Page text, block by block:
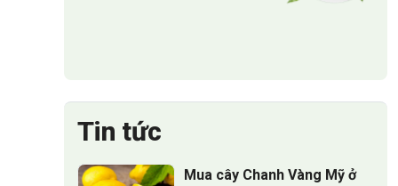
Tin tức
Mua cây Chanh Vàng Mỹ ở